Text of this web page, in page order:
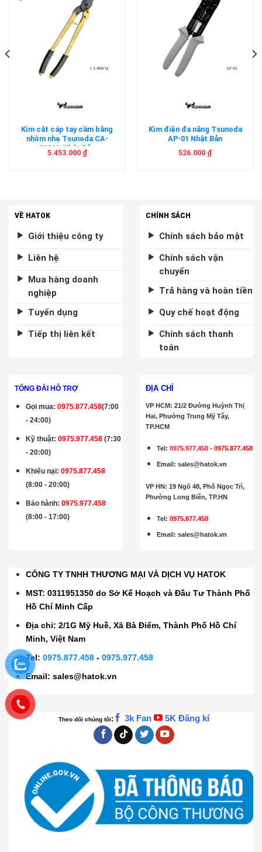
Kìm cắt cáp tay cầm bằng
nhôm nhẹ Tsunoda CA-
800AL Nhật Bản
5.453.000 ₫
Kìm điện đa năng Tsunoda
AP-01 Nhật Bản
526.000 ₫
VỀ HATOK
Giới thiệu công ty
Liên hệ
Mua hàng doanh
nghiệp
Tuyển dụng
Tiếp thị liên kết
CHÍNH SÁCH
Chính sách bảo mật
Chính sách vận
chuyển
Trả hàng và hoàn tiền
Quy chế hoạt động
Chính sách thanh
toán
TỔNG ĐÀI HỖ TRỢ
Gọi mua:0975.877.458(7:00
- 24:00)
Kỹ thuật:0975.977.458 (7:30
- 20:00)
Khiếu nại: 0975.877.458
(8:00 - 20:00)
Bảo hành:0975.977.458
(8:00 - 17:00)
ĐỊA CHỈ
VP HCM: 21/2 Đường Huỳnh Thị
Hai, Phường Trung Mỹ Tây,
TP.HCM
Tel:0975.977.458 -0975.877.458
Email :sales@hatok.vn
VP HN: 19 Ngõ 48, Phố Ngọc Trì,
Phường Long Biên, TP.HN
Tel: 0975.877.458
Email:sales@hatok.vn
CÔNG TY TNHH THƯƠNG MẠI VÀ DỊCH VỤ HATOK
MST: 0311951350 do Sở Kế Hoạch và Đầu Tư Thành Phố
Hồ Chí Minh Cấp
Địa chỉ: 2/1G Mỹ Huề, Xã Bà Điểm, Thành Phố Hồ Chí
Minh, Việt Nam
Tel:0975.877.458 -0975.977.458
Email:sales@hatok.vn
Theo dõi chúng tôi: 3k Fan 5K Đăng kí